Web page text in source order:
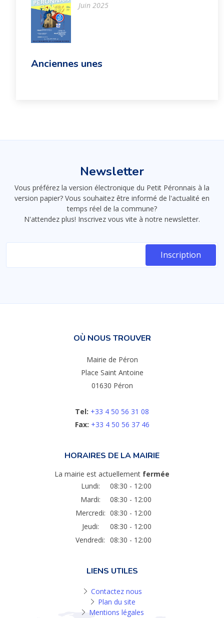
Juin 2025
Anciennes unes
Newsletter
Vous préférez la version électronique du Petit Péronnais à la
version papier? Vous souhaitez être informé de l'actualité en
temps réel de la commune?
N'attendez plus! Inscrivez vous vite à notre newsletter.
OÙ NOUS TROUVER
Mairie de Péron
Place Saint Antoine
01630 Péron
Tel: +33 4 50 56 31 08
Fax: +33 4 50 56 37 46
HORAIRES DE LA MAIRIE
La mairie est actuellement fermée
Lundi:
08:30 - 12:00
Mardi:
08:30 - 12:00
Mercredi: 08:30 - 12:00
Jeudi:
08:30 - 12:00
Vendredi: 08:30 - 12:00
LIENS UTILES
Contactez nous
Plan du site
Mentions légales